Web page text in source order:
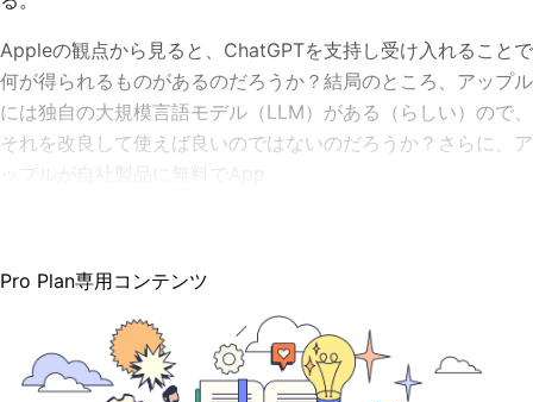
Appleの観点から見ると、ChatGPTを支持し受け入れることで
何が得られるものがあるのだろうか？結局のところ、アップル
には独自の大規模言語モデル（LLM）がある（らしい）ので、
それを改良して使えば良いのではないのだろうか？さらに、ア
ップルが自社製品に無料でApp
Pro Plan専用コンテンツ